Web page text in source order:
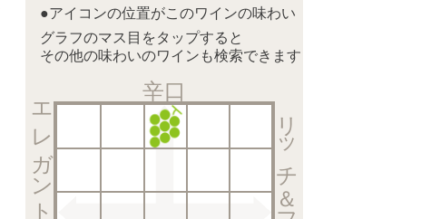
●アイコンの位置がこのワインの味わい
グラフのマス目をタップすると
その他の味わいのワインも検索できます
辛口